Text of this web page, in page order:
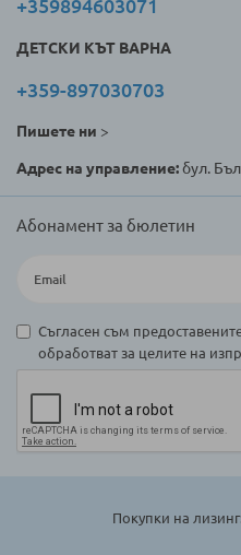
+359894603071
ДЕТСКИ КЪТ ВАРНА
+359-897030703
Пишете ни >
Адрес на управление:бул.
Абонамент за бюлетин
Съгласен съм
обработват за целите на
Покупки на